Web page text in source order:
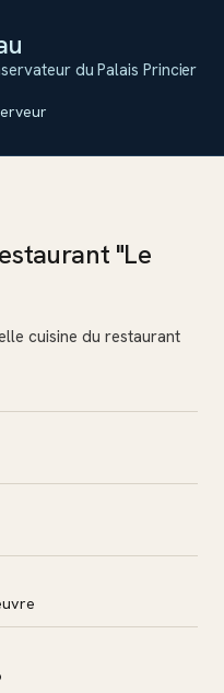
du Palais Princier
"Le
cuisine du restaurant